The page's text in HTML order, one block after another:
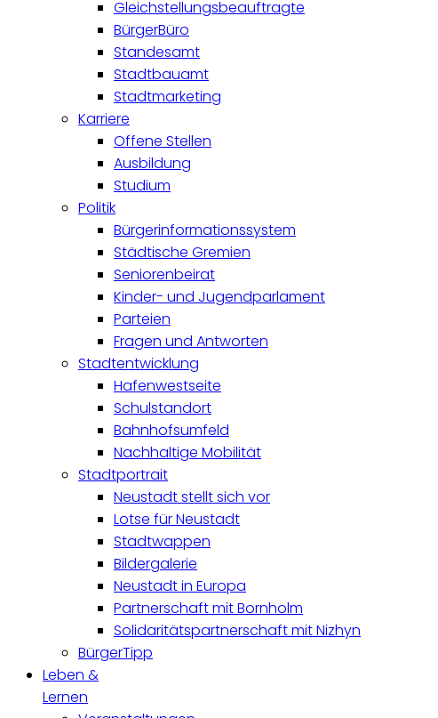
Gleichstellungsbeauftragte
BürgerBüro
Standesamt
Stadtbauamt
Stadtmarketing
Karriere
Offene Stellen
Ausbildung
Studium
Politik
Bürgerinformationssystem
Städtische Gremien
Seniorenbeirat
Kinder- und Jugendparlament
Parteien
Fragen und Antworten
Stadtentwicklung
Hafenwestseite
Schulstandort
Bahnhofsumfeld
Nachhaltige Mobilität
Stadtportrait
Neustadt stellt sich vor
Lotse für Neustadt
Stadtwappen
Bildergalerie
Neustadt in Europa
Partnerschaft mit Bornholm
Solidaritätspartnerschaft mit Nizhyn
BürgerTipp
Leben &
Lernen